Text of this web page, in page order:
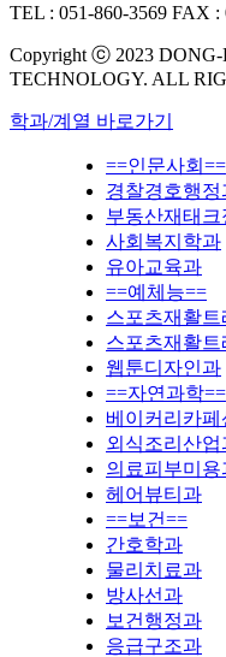
TEL : 051-860-3569 FAX :
Copyright ⓒ 2023
TECHNOLOGY. ALL
학과/계열 바로가기
==인문사회==
경찰경호행정
부동산재태크
사회복지학과
유아교육과
==예체능==
스포츠재활
스포츠재활
웹툰디자인과
==자연과학==
베이커리카페
외식조리산업
의료피부미용
헤어뷰티과
==보건==
간호학과
물리치료과
방사선과
보건행정과
응급구조과